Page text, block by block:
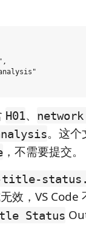
H01、
。这
，不需要提交。
title-
效，VS Code
Status